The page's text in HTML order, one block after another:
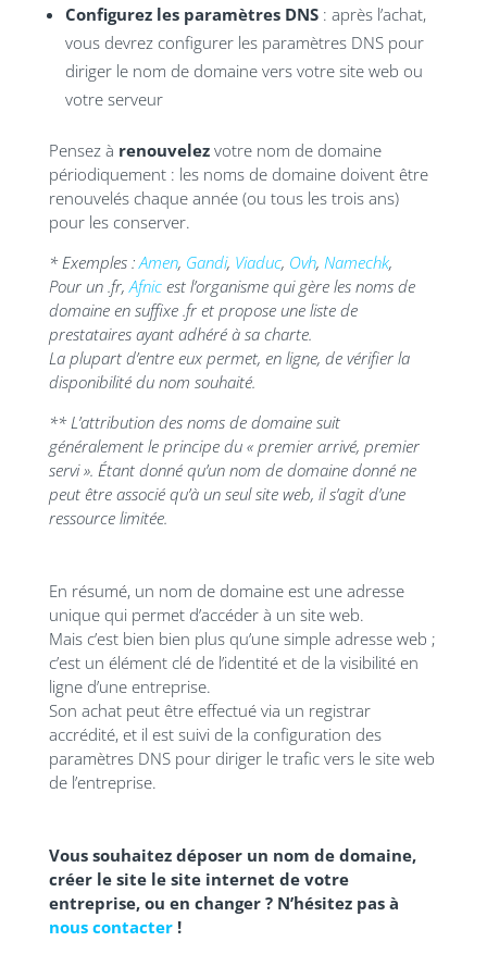
Configurez les paramètres DNS: après l’achat,
vous devrez configurer les paramètres DNS pour
diriger le nom de domaine vers votre site web ou
votre serveur
Pensez à renouvelezvotre nom de domaine
périodiquement : les noms de domaine doivent être
renouvelés chaque année (ou tous les trois ans)
pour les conserver.
* Exemples : Amen, Gandi, Viaduc, Ovh, Namechk,
Pour un .fr, Afnicest l’organisme qui gère les noms de
domaine en suffixe .fr et propose une liste de
prestataires ayant adhéré à sa charte.
La plupart d’entre eux permet, en ligne, de vérifier la
disponibilité du nom souhaité.
** L’attribution des noms de domaine suit
généralement le principe du « premier arrivé, premier
servi ». Étant donné qu’un nom de domaine donné ne
peut être associé qu’à un seul site web, il s’agit d’une
ressource limitée.
En résumé, un nom de domaine est une adresse
unique qui permet d’accéder à un site web.
Mais c’est bien bien plus qu’une simple adresse web ;
c’est un élément clé de l’identité et de la visibilité en
ligne d’une entreprise.
Son achat peut être effectué via un registrar
accrédité, et il est suivi de la configuration des
paramètres DNS pour diriger le trafic vers le site web
de l’entreprise.
Vous souhaitez déposer un nom de domaine,
créer le site le site internet de votre
entreprise, ou en changer ? N’hésitez pas à
nous contacter!